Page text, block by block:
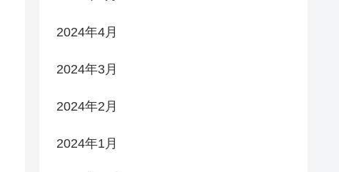
2024年4月
2024年3月
2024年2月
2024年1月